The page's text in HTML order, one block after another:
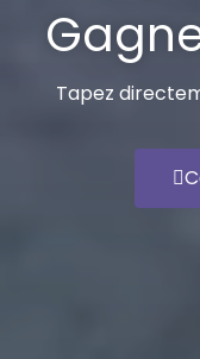
Tapez